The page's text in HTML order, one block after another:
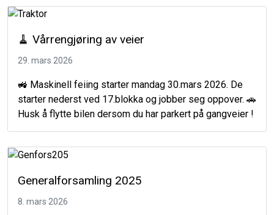
🧹 Vårrengjøring av veier
29. mars 2026
🚜 Maskinell feiing starter mandag 30.mars 2026. De
starter nederst ved 17.blokka og jobber seg oppover. 🚗
Husk å flytte bilen dersom du har parkert på gangveier !
Generalforsamling 2025
8. mars 2026